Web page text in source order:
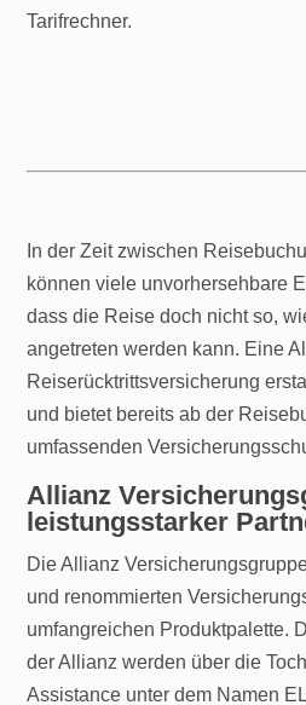
Tarifrechner.
In der Zeit zwischen
können viele unvorhersehbare
dass die Reise doch nicht so,
angetreten werden kann. Eine
Reiserücktrittsversicherung
und bietet bereits ab der
umfassenden
Allianz
leistungsstarker
Die Allianz
und renommierten
umfangreichen Produktpalette.
der Allianz werden über die
Assistance unter dem Namen